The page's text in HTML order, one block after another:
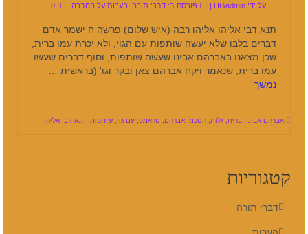
על ידי HGadmin
| פורסם ב: דברי תורה הערות על החברה |
תנא דבי אליהו אליהו רבה (איש שלום) פרשה ח ישמר אדם
דברים בלבו שלא יעשה שותפות עם הגוי, ולא יכרת עמו ברית,
שכן מצאנו באברהם אבינו שעשה שותפות, וסוף דברים שעשו
עמו ברית, שנאמר ויקח אברהם צאן ובקר וגו' (בראשית …
נמשך
אברהם אבינו ברית גלות הסכמי אברהם טראמפ עם גוי שותפות תנא דבי אליהו
קטגוריות
דברי תורה